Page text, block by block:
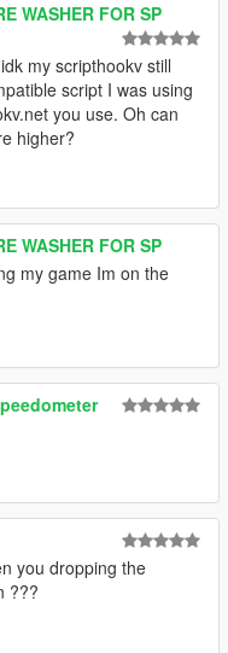
WASHER FOR SP
my scripthookv still
script I was using
you use. Oh can
higher?
WASHER FOR SP
my game Im on the
you dropping the
???